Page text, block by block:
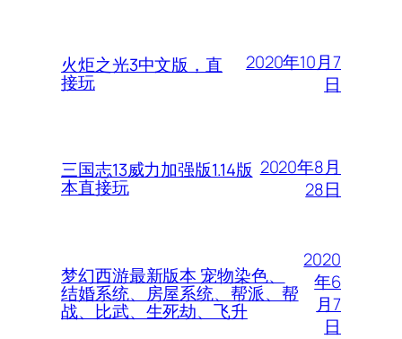
火炬之光3中文版，直
接玩
2020年10月7
日
三国志13威力加强版1.14版
本直接玩
2020年8月
28日
梦幻西游最新版本 宠物染色、
结婚系统、房屋系统、帮派、帮
战、比武、生死劫、飞升
2020
年6
月7
日